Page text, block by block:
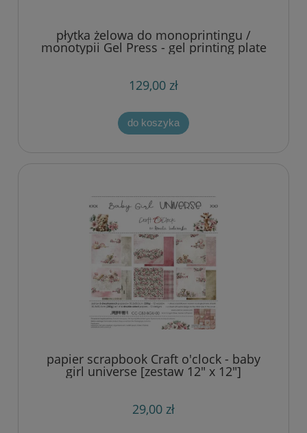
płytka żelowa do monoprintingu /
monotypii Gel Press - gel printing plate
prostokąt 20,32 x 25,4 cm (8" x 10") ***
129,00 zł
do koszyka
papier scrapbook Craft o'clock - baby
girl universe [zestaw 12" x 12"]
29,00 zł